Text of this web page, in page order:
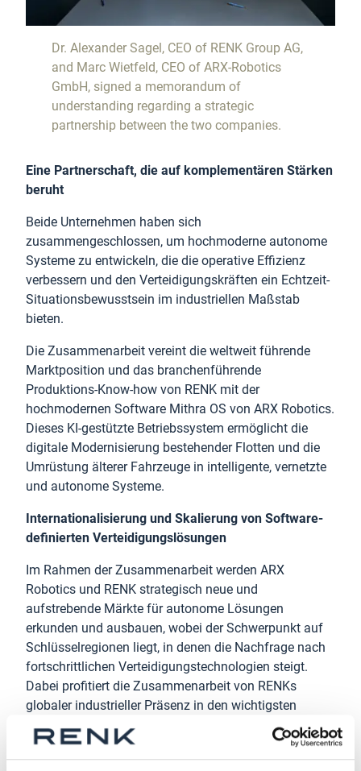
Dr. Alexander Sagel, CEO of RENK Group AG,
and Marc Wietfeld, CEO of ARX-Robotics
GmbH, signed a memorandum of
understanding regarding a strategic
partnership between the two companies.
Eine Partnerschaft, die auf komplementären Stärken
beruht
Beide Unternehmen haben sich
zusammengeschlossen, um hochmoderne autonome
Systeme zu entwickeln, die die operative Effizienz
verbessern und den Verteidigungskräften ein Echtzeit-
Situationsbewusstsein im industriellen Maßstab
bieten.
Die Zusammenarbeit vereint die weltweit führende
Marktposition und das branchenführende
Produktions-Know-how von RENK mit der
hochmodernen Software Mithra OS von ARX Robotics.
Dieses KI-gestützte Betriebssystem ermöglicht die
digitale Modernisierung bestehender Flotten und die
Umrüstung älterer Fahrzeuge in intelligente, vernetzte
und autonome Systeme.
Internationalisierung und Skalierung von Software-
definierten Verteidigungslösungen
Im Rahmen der Zusammenarbeit werden ARX
Robotics und RENK strategisch neue und
aufstrebende Märkte für autonome Lösungen
erkunden und ausbauen, wobei der Schwerpunkt auf
Schlüsselregionen liegt, in denen die Nachfrage nach
fortschrittlichen Verteidigungstechnologien steigt.
Dabei profitiert die Zusammenarbeit von RENKs
globaler industrieller Präsenz in den wichtigsten
westlichen Verteidigungsmärkten, den engen
Kundenbeziehungen zu mehr als 70 Armeen und 40
Marinen sowie der umfassenden Systemkompetenz